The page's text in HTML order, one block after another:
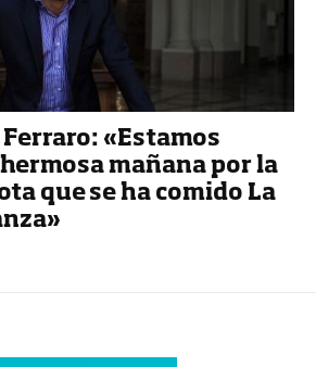
«Estamos
mañana por la
que se ha comido La